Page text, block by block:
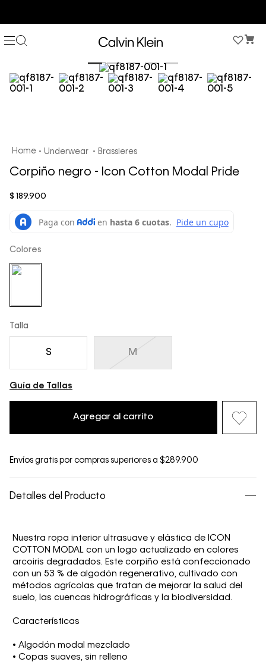
Underwear Brassieres
Corpiño negro - Icon Cotton Modal Pride
$ 189.900
Colores
Talla
S M
Guía de Tallas
Agregar al carrito
Envíos gratis por compras superiores a $289.900
Detalles del Producto
Nuestra ropa interior ultrasuave y elástica de ICON
COTTON MODAL con un logo actualizado en colores
arcoiris degradados. Este corpiño está confeccionado
con un 53 % de algodón regenerativo, cultivado con
métodos agrícolas que tratan de mejorar la salud del
suelo, las cuencas hidrográficas y la biodiversidad.
Características
• Algodón modal mezclado
• Copas suaves, sin relleno